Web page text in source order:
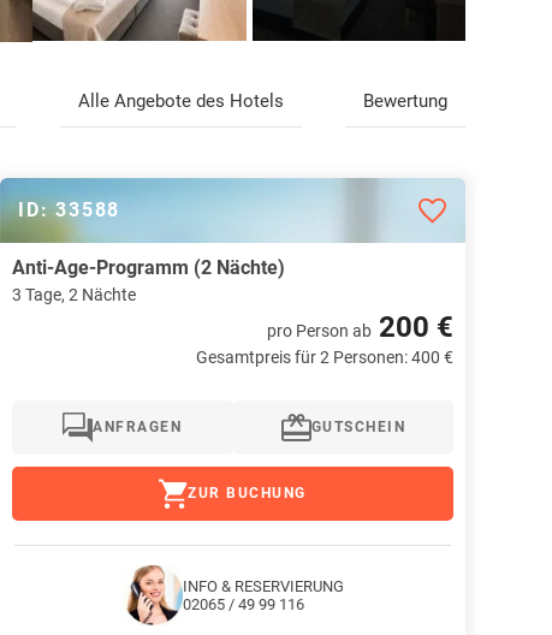
Alle Angebote des Hotels Bewertung
ID: 33588
Anti-Age-Programm (2 Nächte)
3 Tage, 2 Nächte
pro Person ab 200 €
Gesamtpreis für 2 Personen: 400 €
ANFRAGEN GUTSCHEIN
ZUR BUCHUNG
INFO & RESERVIERUNG
02065 / 49 99 116